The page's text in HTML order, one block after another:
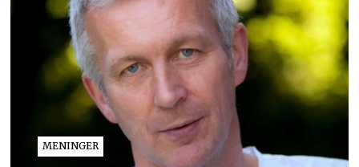
MENINGER